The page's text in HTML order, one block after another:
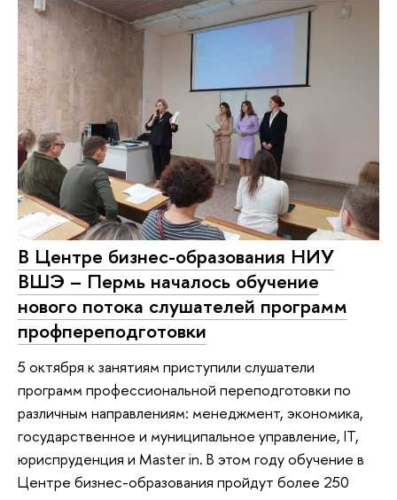
В Центре бизнес-образования НИУ
ВШЭ – Пермь началось обучение
нового потока слушателей программ
профпереподготовки
5 октября к занятиям приступили слушатели
программ профессиональной переподготовки по
различным направлениям: менеджмент, экономика,
государственное и муниципальное управление, IT,
юриспруденция и Master in. В этом году обучение в
Центре бизнес-образования пройдут более 250